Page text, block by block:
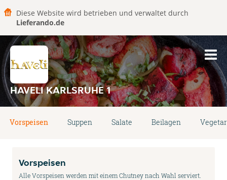
Diese Website wird betrieben und verwaltet durch
Lieferando.de
HAVELI KARLSRUHE 1
Vorspeisen Suppen Salate Beilagen
Vorspeisen
Alle Vorspeisen werden mit einem Chutney nach Wahl serviert.